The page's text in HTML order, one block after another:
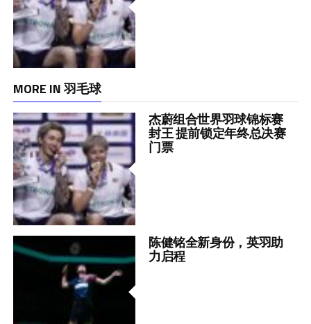
MORE IN 羽毛球
杰蔚组合世界羽球锦标赛
封王 提前锁定年终总决赛
门票
陈健铭全新身份，英羽助
力启程